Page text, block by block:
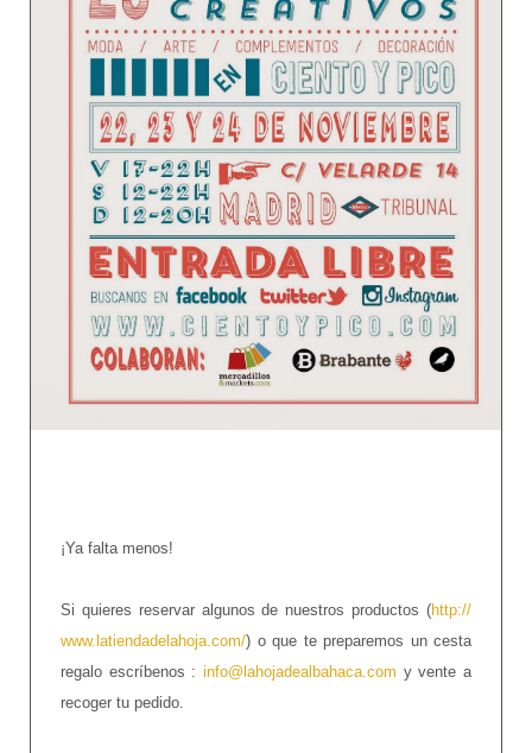
¡Ya falta menos!
Si quieres reservar algunos de nuestros productos (http://
www.latiendadelahoja.com/) o que te preparemos un cesta
regalo escríbenos : info@lahojadealbahaca.com y vente a
recoger tu pedido.